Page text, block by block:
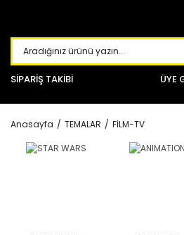
SİPARİŞ TAKİBİ ÜYE
Anasayfa TEMALAR FİLM-TV